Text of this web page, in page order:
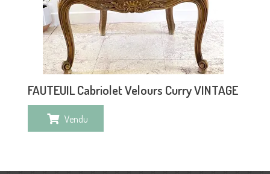
FAUTEUIL Cabriolet Velours Curry VINTAGE
Vendu